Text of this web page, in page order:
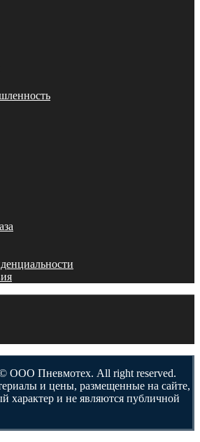
ООО Пневмотех. All right reserved.
и цены, размещенные на сайте,
характер и не являются публичной